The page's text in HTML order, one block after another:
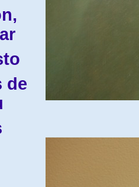
de